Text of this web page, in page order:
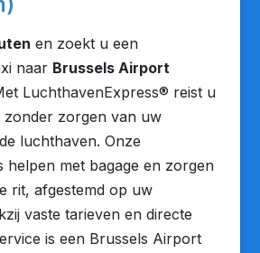
en zoekt u een
naar Brussels Airport
LuchthavenExpress® reist u
zorgen van uw
luchthaven. Onze
helpen met bagage en zorgen
rit, afgestemd op uw
vaste tarieven en directe
is een Brussels Airport